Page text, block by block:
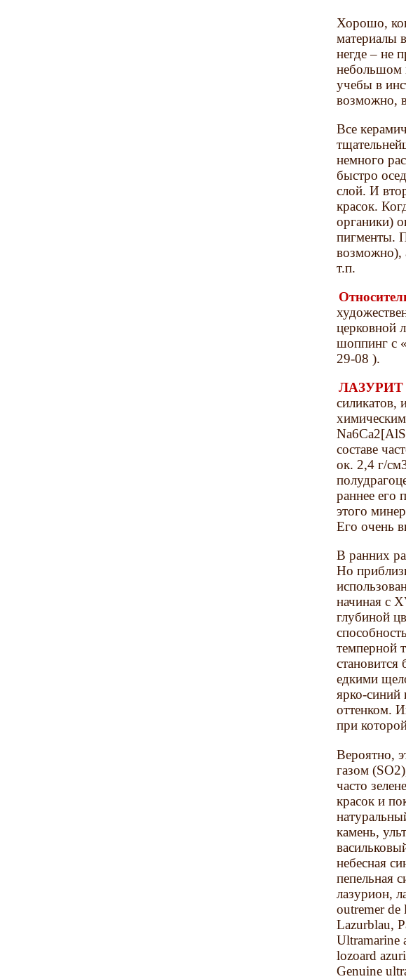
Хорошо,
материалы
негде – не
небольшом
учебы в
возможно,
Все
немного
быстро
слой. И
красок.
органики)
пигменты.
возможно),
т.п.
церковной
шоппинг с
29-08 ).
ЛАЗУРИТ
составе
ок. 2,4 г/
раннее его
этого
Его очень
В ранних
Но
начиная с
глубиной
темперной
едкими
ярко-синий
оттенком.
при
Вероятно,
газом
часто
красок и
камень,
небесная
пепельная
лазурион,
outremer de
Lazurblau,
Ultramarine
lozoard
Genuine